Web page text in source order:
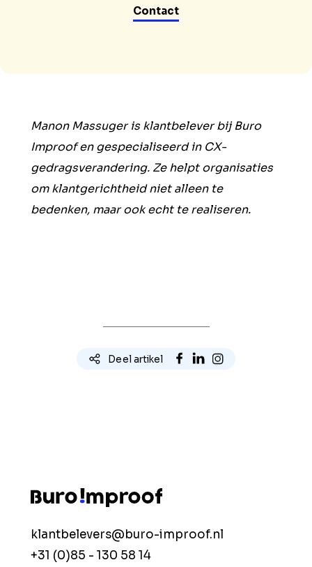
Contact
Manon Massuger is klantbelever bij Buro
Improof en gespecialiseerd in CX-
gedragsverandering. Ze helpt organisaties
om klantgerichtheid niet alleen te
bedenken, maar ook echt te realiseren.
Deel artikel
klantbelevers@buro-improof.nl
+31 (0)85 - 130 58 14